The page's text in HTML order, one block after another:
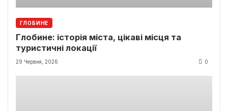
ГЛОБИНЕ
Глобине: історія міста, цікаві місця та
туристичні локації
29 Червня, 2026 0